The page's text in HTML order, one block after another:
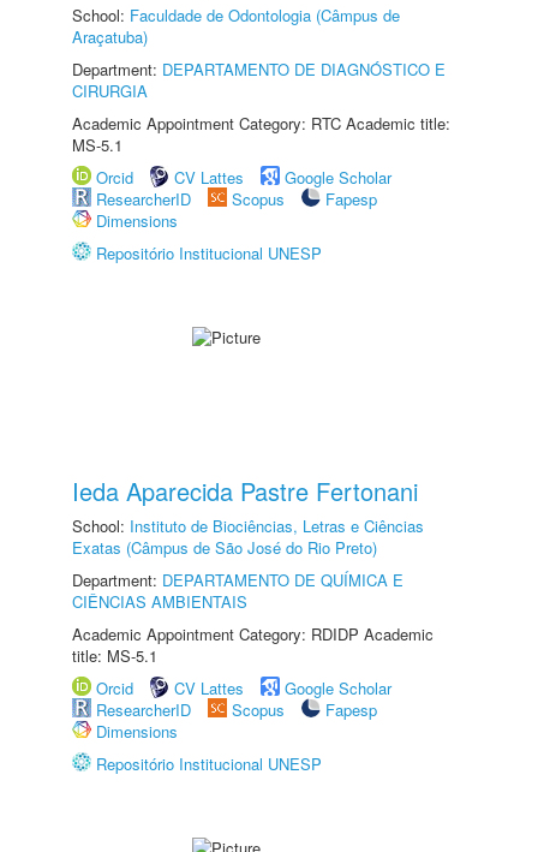
School: Faculdade de Odontologia (Câmpus de
Araçatuba)
Department: DEPARTAMENTO DE DIAGNÓSTICO E
CIRURGIA
Academic Appointment Category: RTC Academic title:
MS-5.1
Orcid
CV Lattes
Google Scholar
ResearcherID
Scopus
Fapesp
Dimensions
Repositório Institucional UNESP
Ieda Aparecida Pastre Fertonani
School: Instituto de Biociências, Letras e Ciências
Exatas (Câmpus de São José do Rio Preto)
Department: DEPARTAMENTO DE QUÍMICA E
CIÊNCIAS AMBIENTAIS
Academic Appointment Category: RDIDP Academic
title: MS-5.1
Orcid
CV Lattes
Google Scholar
ResearcherID
Scopus
Fapesp
Dimensions
Repositório Institucional UNESP